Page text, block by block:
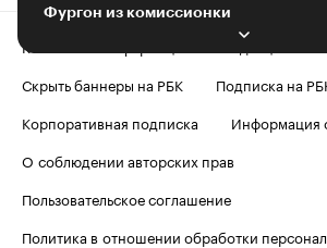
Фургон из комиссионки
Контактная информация
Скрыть баннеры на РБК
Подписка на
Корпоративная подписка
Информация
О соблюдении авторских прав
Пользовательское соглашение
Политика в отношении обработки